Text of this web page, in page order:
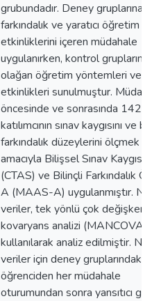
grubundadır. Deney gruplarına
farkındalık ve yaratıcı öğretim
etkinliklerini içeren müdahale
uygulanırken, kontrol gruplarına
olağan öğretim yöntemleri ve
etkinlikleri sunulmuştur.
öncesinde ve sonrasında 142
katılımcının sınav kaygısını ve
farkındalık düzeylerini ölçmek
amacıyla Bilişsel Sınav Kaygısı
(CTAS) ve Bilinçli Farkındalık
A (MAAS-A) uygulanmıştır.
veriler, tek yönlü çok değişkenli
kovaryans analizi (MANCOVA)
kullanılarak analiz edilmiştir.
veriler için deney gruplarındaki
öğrenciden her müdahale
oturumundan sonra yansıtıcı